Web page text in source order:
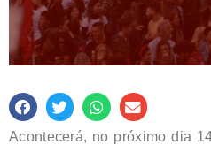
Acontecerá, no próximo dia